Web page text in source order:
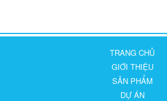
TRANG CHỦ
GIỚI THIỆU
SẢN PHẨM
DỰ ÁN